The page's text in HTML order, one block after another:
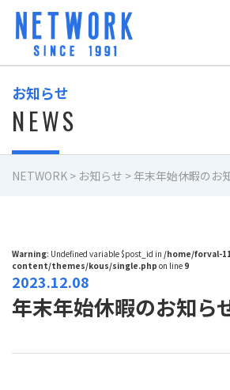
お知らせ
NEWS
NETWORK > お知らせ >年末年始休暇のお
Warning: Undefined variable $post_id in /home/forval-
content/themes/kous/single.php on line 9
2023.12.08
年末年始休暇のお知ら